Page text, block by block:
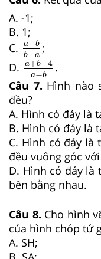
A. -1;
B. 1;
C.
a−b
b−a
a− b
;
D.
a+b−4
a−b
a+b −
.
Câu 7. Hình nào
đều?
A. Hình có đáy là
B. Hình có đáy là
C. Hình có đáy là
đều vuông góc
D. Hình có đáy là
bên bằng nhau.
Câu 8. Cho hình
của hình chóp tứ
A. SH;